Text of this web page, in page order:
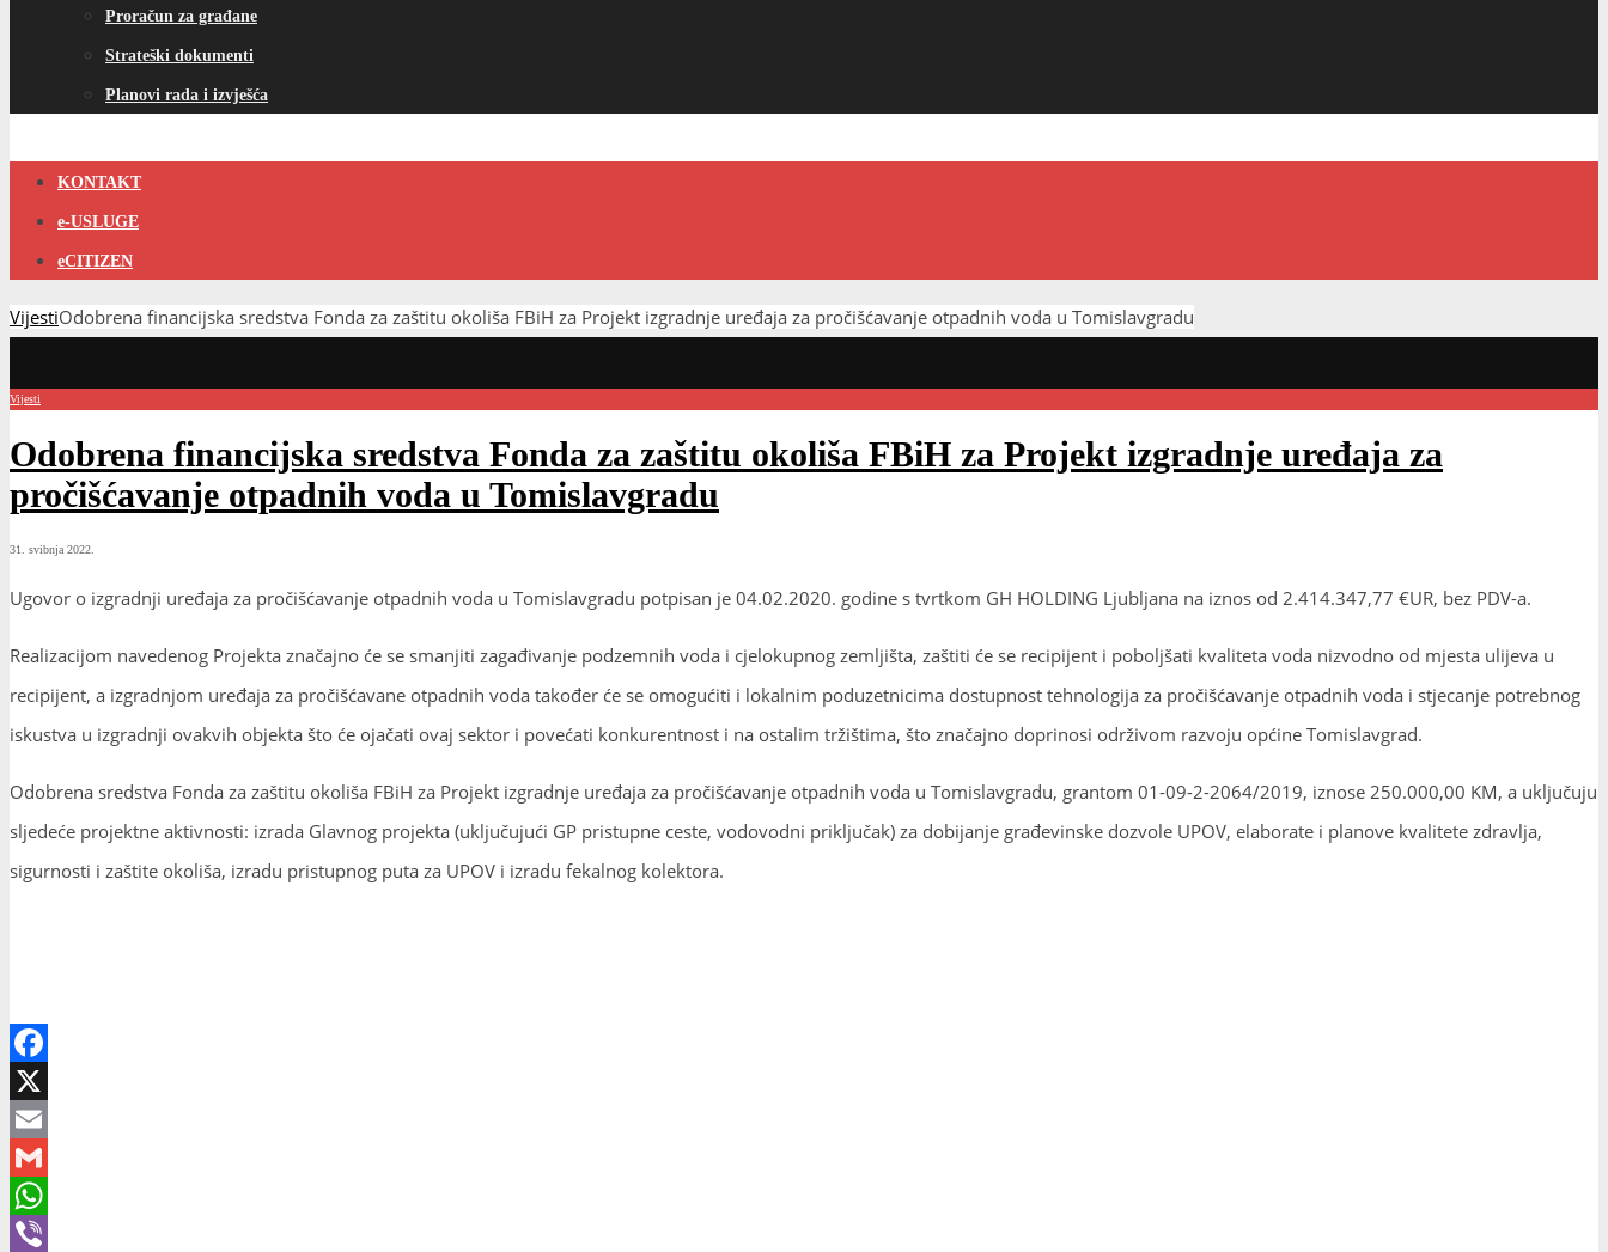
Proračun za građane
Strateški dokumenti
Planovi rada i izvješća
KONTAKT
e-USLUGE
eCITIZEN
VijestiOdobrena financijska sredstva Fonda za zaštitu okoliša FBiH za Projekt izgradnje uređaja za pročišćavanje otpadnih voda u Tomislavgradu
Vijesti
Odobrena financijska sredstva Fonda za zaštitu okoliša FBiH za Projekt izgradnje uređaja za
pročišćavanje otpadnih voda u Tomislavgradu
31. svibnja 2022.
Ugovor o izgradnji uređaja za pročišćavanje otpadnih voda u Tomislavgradu potpisan je 04.02.2020. godine s tvrtkom GH HOLDING Ljubljana na iznos od 2.414.347,77 €UR, bez PDV-a.
Realizacijom navedenog Projekta značajno će se smanjiti zagađivanje podzemnih voda i cjelokupnog zemljišta, zaštiti će se recipijent i poboljšati kvaliteta voda nizvodno od mjesta ulijeva u
recipijent, a izgradnjom uređaja za pročišćavane otpadnih voda također će se omogućiti i lokalnim poduzetnicima dostupnost tehnologija za pročišćavanje otpadnih voda i stjecanje potrebnog
iskustva u izgradnji ovakvih objekta što će ojačati ovaj sektor i povećati konkurentnost i na ostalim tržištima, što značajno doprinosi održivom razvoju općine Tomislavgrad.
Odobrena sredstva Fonda za zaštitu okoliša FBiH za Projekt izgradnje uređaja za pročišćavanje otpadnih voda u Tomislavgradu, grantom 01-09-2-2064/2019, iznose 250.000,00 KM, a uključuju
sljedeće projektne aktivnosti: izrada Glavnog projekta (uključujući GP pristupne ceste, vodovodni priključak) za dobijanje građevinske dozvole UPOV, elaborate i planove kvalitete zdravlja,
sigurnosti i zaštite okoliša, izradu pristupnog puta za UPOV i izradu fekalnog kolektora.
Facebook
X
Email
Gmail
WhatsApp